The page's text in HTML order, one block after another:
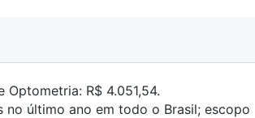
R$ 4.051,54.
último ano em todo o Brasil; escopo